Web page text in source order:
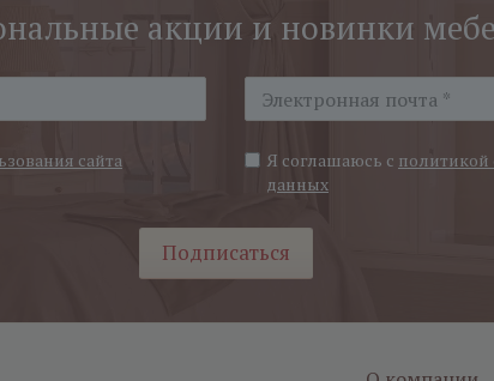
акции и новинки
сайта Я соглашаюсь с политикой
данных
Подписаться